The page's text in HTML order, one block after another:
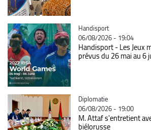
Catégorie
Handisport
06/08/2026 - 19:04
Handisport - Les Jeux
prévus du 26 mai au 6
Catégorie
Diplomatie
06/08/2026 - 19:00
M. Attaf s'entretient
biélorusse